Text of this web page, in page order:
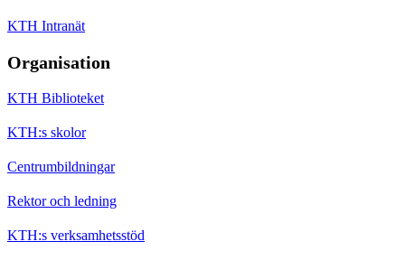
KTH Intranät
Organisation
KTH Biblioteket
KTH:s skolor
Centrumbildningar
Rektor och ledning
KTH:s verksamhetsstöd